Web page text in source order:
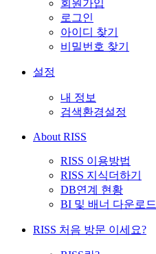
회원가입
로그인
아이디 찾기
비밀번호 찾기
설정
내 정보
검색환경설정
About RISS
RISS 이용방법
RISS 지식더하기
DB연계 현황
BI 및 배너 다운로드
RISS 처음 방문 이세요?